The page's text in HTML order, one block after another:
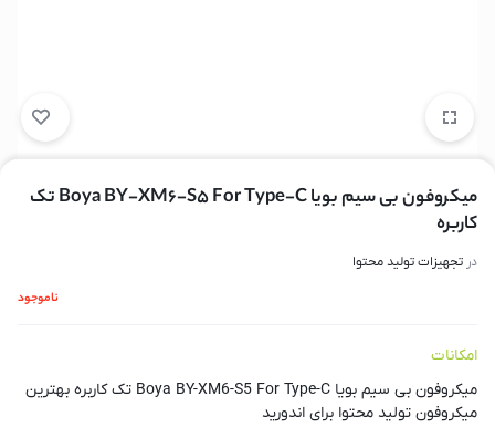
میکروفون بی سیم بویا Boya BY-XM6-S5 For Type-C تک
کاربره
در تجهیزات تولید محتوا
ناموجود
امکانات
میکروفون بی سیم بویا Boya BY-XM6-S5 For Type-C تک کاربره بهترین
میکروفون تولید محتوا برای اندورید